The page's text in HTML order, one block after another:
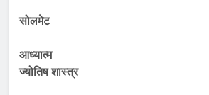
सोलमेट
आध्यात्म
ज्योतिष शास्त्र